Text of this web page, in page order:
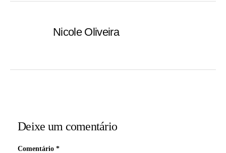
Nicole Oliveira
Deixe um comentário
Comentário *